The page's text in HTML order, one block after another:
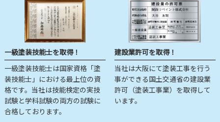
一級塗装技能士を取得！
一級塗装技能士は国家資格「塗
装技能士」における最上位の資
格です。当社は技能検定の実技
試験と学科試験の両方の試験に
合格しております。
建設業許可を取得！
当社は大阪にて塗装工事を行う
事ができる国土交通省の建設業
許可（塗装工事業）を取得して
います。